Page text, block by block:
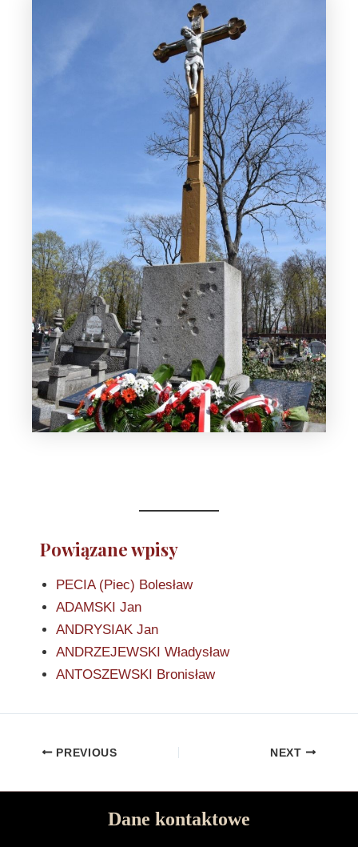
Powiązane wpisy
PECIA (Piec) Bolesław
ADAMSKI Jan
ANDRYSIAK Jan
ANDRZEJEWSKI Władysław
ANTOSZEWSKI Bronisław
PREVIOUS NEXT
Dane kontaktowe